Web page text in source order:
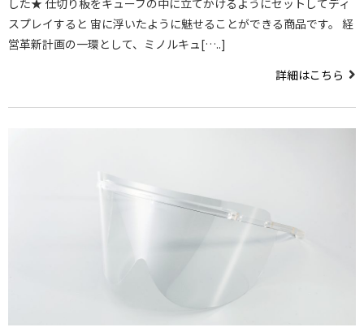
した★ 仕切り板をキューブの中に立てかけるようにセットしてディ
スプレイすると 宙に浮いたように魅せることができる商品です。 経
営革新計画の一環として、ミノルキュ[…..]
詳細はこちら